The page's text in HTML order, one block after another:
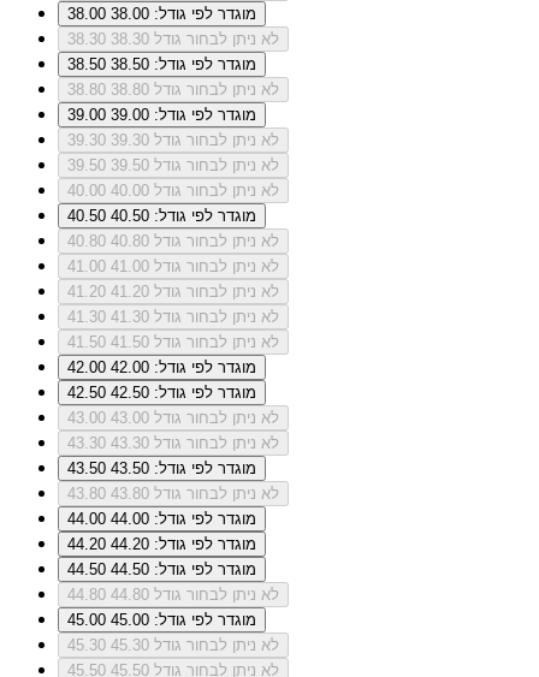
38.00
מוגדר לפי גודל: 38.00
38.30
לא ניתן לבחור גודל 38.30
38.50
מוגדר לפי גודל: 38.50
38.80
לא ניתן לבחור גודל 38.80
39.00
מוגדר לפי גודל: 39.00
39.30
לא ניתן לבחור גודל 39.30
39.50
לא ניתן לבחור גודל 39.50
40.00
לא ניתן לבחור גודל 40.00
40.50
מוגדר לפי גודל: 40.50
40.80
לא ניתן לבחור גודל 40.80
41.00
לא ניתן לבחור גודל 41.00
41.20
לא ניתן לבחור גודל 41.20
41.30
לא ניתן לבחור גודל 41.30
41.50
לא ניתן לבחור גודל 41.50
42.00
מוגדר לפי גודל: 42.00
42.50
מוגדר לפי גודל: 42.50
43.00
לא ניתן לבחור גודל 43.00
43.30
לא ניתן לבחור גודל 43.30
43.50
מוגדר לפי גודל: 43.50
43.80
לא ניתן לבחור גודל 43.80
44.00
מוגדר לפי גודל: 44.00
44.20
מוגדר לפי גודל: 44.20
44.50
מוגדר לפי גודל: 44.50
44.80
לא ניתן לבחור גודל 44.80
45.00
מוגדר לפי גודל: 45.00
45.30
לא ניתן לבחור גודל 45.30
45.50
לא ניתן לבחור גודל 45.50